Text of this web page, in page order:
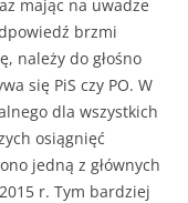
mając na uwadze
brzmi
należy do głośno
się PiS czy PO. W
dla wszystkich
osiągnięć
jedną z głównych
r. Tym bardziej